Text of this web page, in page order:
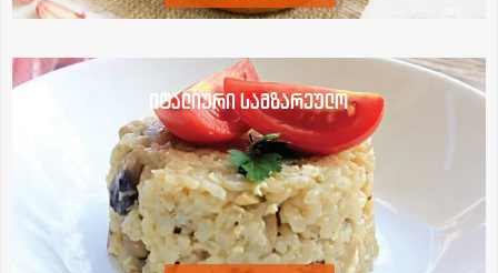
იტალიური სამზარეულო